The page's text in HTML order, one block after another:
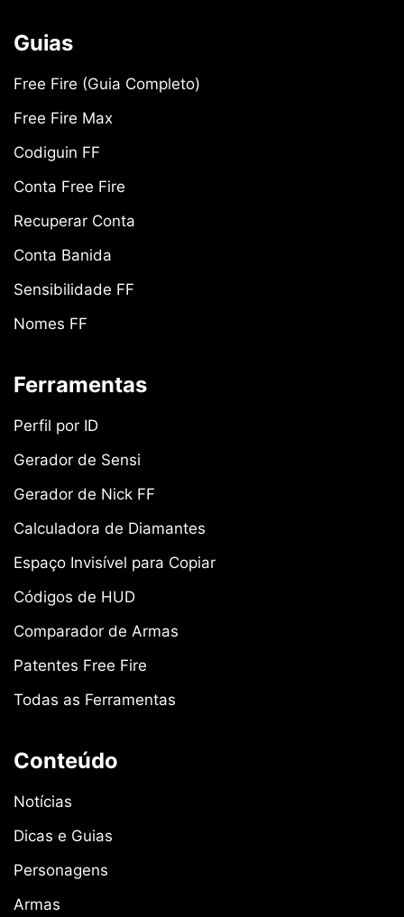
Guias
Free Fire (Guia Completo)
Free Fire Max
Codiguin FF
Conta Free Fire
Recuperar Conta
Conta Banida
Sensibilidade FF
Nomes FF
Ferramentas
Perfil por ID
Gerador de Sensi
Gerador de Nick FF
Calculadora de Diamantes
Espaço Invisível para Copiar
Códigos de HUD
Comparador de Armas
Patentes Free Fire
Todas as Ferramentas
Conteúdo
Notícias
Dicas e Guias
Personagens
Armas